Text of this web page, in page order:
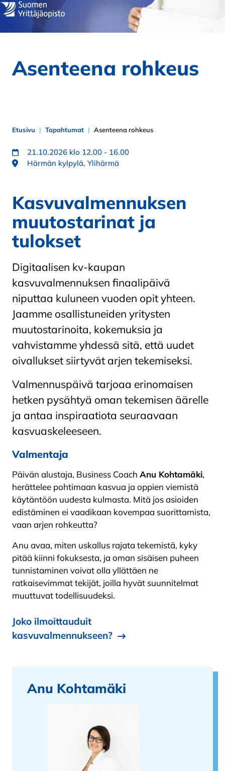
Asenteena rohkeus
Etusivu Tapahtumat Asenteena rohkeus
21.10.2026 klo 12.00 - 16.00
Härmän kylpylä, Ylihärmä
Kasvuvalmennuksen
muutostarinat ja
tulokset
Digitaalisen kv-kaupan
kasvuvalmennuksen finaalipäivä
niputtaa kuluneen vuoden opit yhteen.
Jaamme osallistuneiden yritysten
muutostarinoita, kokemuksia ja
vahvistamme yhdessä sitä, että uudet
oivallukset siirtyvät arjen tekemiseksi.
Valmennuspäivä tarjoaa erinomaisen
hetken pysähtyä oman tekemisen äärelle
ja antaa inspiraatiota seuraavaan
kasvuaskeleeseen.
Valmentaja
Päivän alustaja, Business Coach Anu Kohtamäki,
herättelee pohtimaan kasvua ja oppien viemistä
käytäntöön uudesta kulmasta. Mitä jos asioiden
edistäminen ei vaadikaan kovempaa suorittamista,
vaan arjen rohkeutta?
Anu avaa, miten uskallus rajata tekemistä, kyky
pitää kiinni fokuksesta, ja oman sisäisen puheen
tunnistaminen voivat olla yllättäen ne
ratkaisevimmat tekijät, joilla hyvät suunnitelmat
muuttuvat todellisuudeksi.
Joko ilmoittauduit
kasvuvalmennukseen?
Anu Kohtamäki